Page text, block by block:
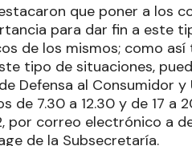
que poner a los
para dar fin a este
de los mismos; como
tipo de situaciones,
Defensa al Consumidor
de 7.30 a 12.30 y de 17
correo electrónico a
de la Subsecretaría.